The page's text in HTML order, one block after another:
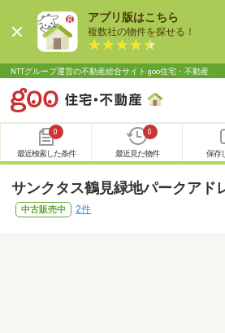
アプリ版はこちら
複数社の物件を探せる！
NTTグループ運営の不動産総合サイト goo住宅・不動産
0
最近検索した条件
0
最近見た物件 保存
サンクタス鶴見緑地パークアド
中古販売中 2件